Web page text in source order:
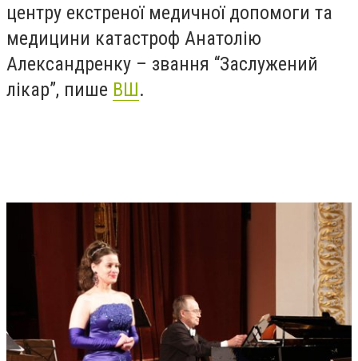
центру екстреної медичної допомоги та
медицини катастроф Анатолію
Александренку – звання “Заслужений
лікар”, пише ВШ.